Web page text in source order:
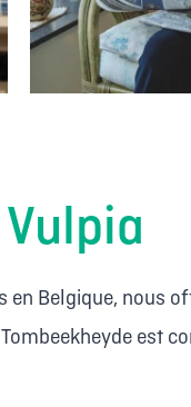
en Belgique, nous
est